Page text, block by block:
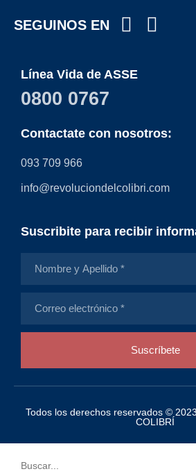
SEGUINOS EN
Línea Vida de ASSE
0800 0767
Contactate con nosotros:
093 709 966
info@revoluciondelcolibri.com
Suscribite para recibir
Suscríbete
Todos los derechos reservados ©
COLIBRÍ